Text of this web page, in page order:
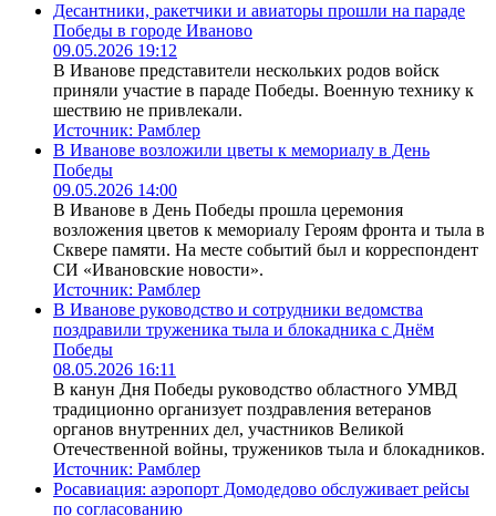
Десантники, ракетчики и авиаторы прошли на параде
Победы в городе Иваново
09.05.2026 19:12
В Иванове представители нескольких родов войск
приняли участие в параде Победы. Военную технику к
шествию не привлекали.
Источник: Рамблер
В Иванове возложили цветы к мемориалу в День
Победы
09.05.2026 14:00
В Иванове в День Победы прошла церемония
возложения цветов к мемориалу Героям фронта и тыла в
Сквере памяти. На месте событий был и корреспондент
СИ «Ивановские новости».
Источник: Рамблер
В Иванове руководство и сотрудники ведомства
поздравили труженика тыла и блокадника с Днём
Победы
08.05.2026 16:11
В канун Дня Победы руководство областного УМВД
традиционно организует поздравления ветеранов
органов внутренних дел, участников Великой
Отечественной войны, тружеников тыла и блокадников.
Источник: Рамблер
Росавиация: аэропорт Домодедово обслуживает рейсы
по согласованию